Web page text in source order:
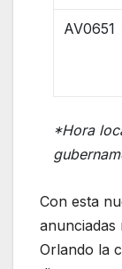
AV0651
*Hora
Con esta
anunciadas
Orlando la